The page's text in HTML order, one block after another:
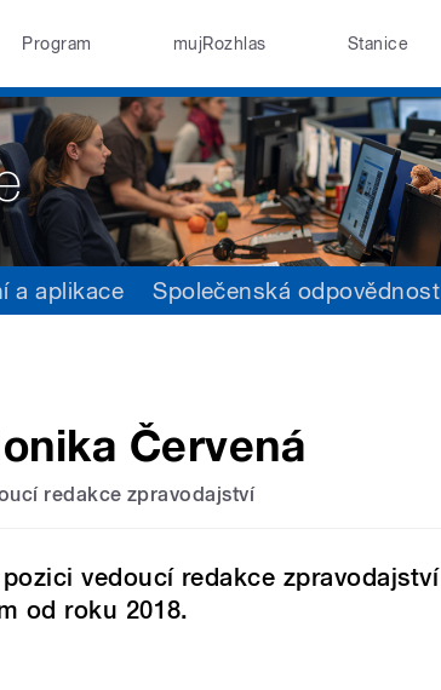
Program mujRozhlas Stanice
a aplikace Společenská odpovědnost
Červená
redakce zpravodajství
vedoucí redakce zpravodajství
od roku 2018.